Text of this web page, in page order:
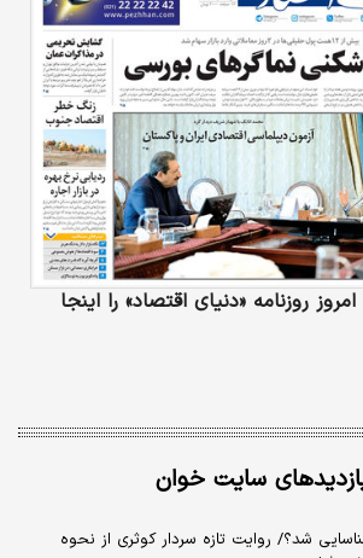
روزنامه «دنیای‌ اقتصاد» را اینجا
سایت خوان
شد؟/ روایت تازه سردار کوثری از نحوه